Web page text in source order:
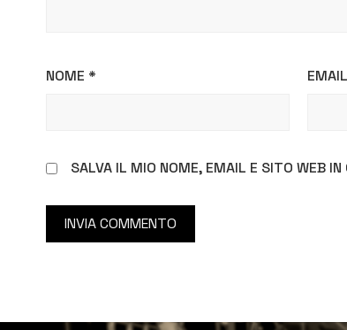
NOME * EMAIL
SALVA IL MIO NOME, EMAIL E SITO WEB